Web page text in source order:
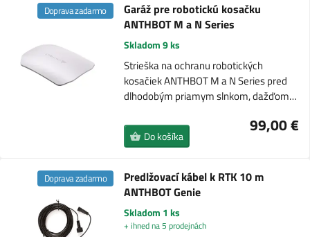
Garáž pre robotickú kosačku
ANTHBOT M a N Series
Doprava zadarmo
Skladom 9 ks
Strieška na ochranu robotických
kosačiek ANTHBOT M a N Series pred
dlhodobým priamym slnkom, dažďom…
99,00 €
Do košíka
Predlžovací kábel k RTK 10 m
ANTHBOT Genie
Doprava zadarmo
Skladom 1 ks
+ ihned na 5 prodejnách